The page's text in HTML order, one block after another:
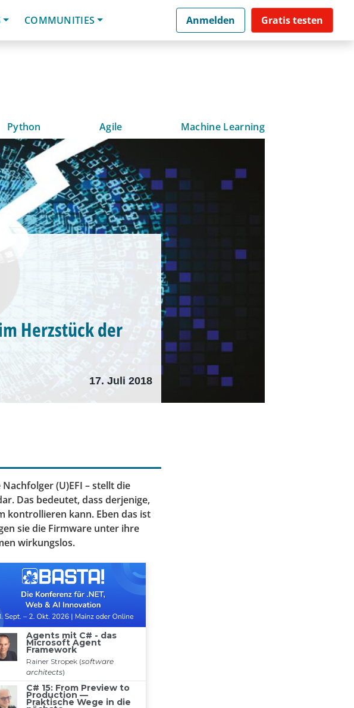
COMMUNITIES Anmelden Gratis testen
Python Agile Machine Learning
Herzstück der
17. Juli 2018
(U)EFI – stellt die
Das bedeutet, dass derjenige,
kontrollieren kann. Eben das ist
sie die Firmware unter ihre
wirkungslos.